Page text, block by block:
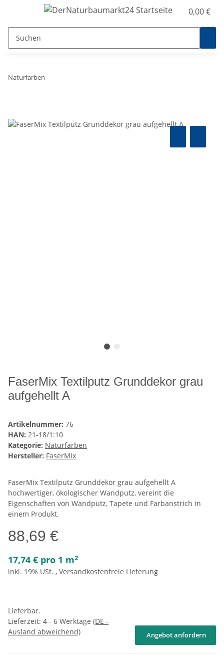
0,00 €
Naturfarben
FaserMix Textilputz Grunddekor grau
aufgehellt A
Artikelnummer: 76
HAN: 21-18/1:10
Kategorie: Naturfarben
Hersteller: FaserMix
FaserMix Textilputz Grunddekor grau aufgehellt A
hochwertiger, ökologischer Wandputz, vereint die
Eigenschaften von Wandputz, Tapete und Farbanstrich in
einem Produkt.
88,69 €
17,74 € pro 1 m2
inkl. 19% USt. , Versandkostenfreie Lieferung
Lieferbar.
Lieferzeit: 4 - 6 Werktage (DE -
Ausland abweichend)
Angebot anfordern